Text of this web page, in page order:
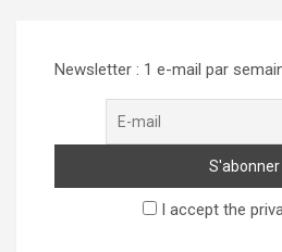
Newsletter : 1 e-mail par
I accept the